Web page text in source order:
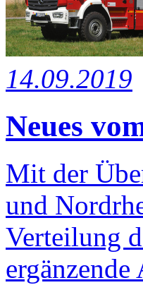
14.09.2019
Neues
Mit der
und
Verteilung